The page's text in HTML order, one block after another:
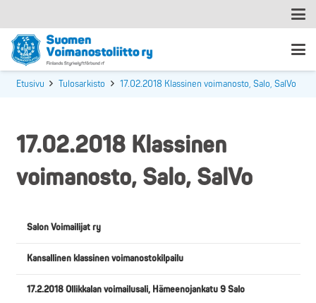
Etusivu Tulosarkisto 17.02.2018 Klassinen voimanosto, Salo, SalVo
17.02.2018 Klassinen
voimanosto, Salo, SalVo
Salon Voimailijat ry
Kansallinen klassinen voimanostokilpailu
17.2.2018 Ollikkalan voimailusali, Hämeenojankatu 9 Salo